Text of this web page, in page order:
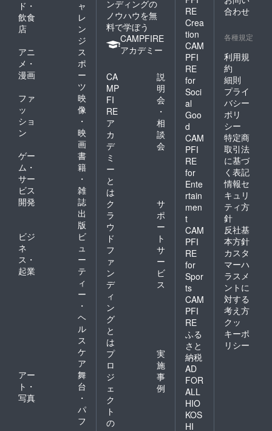
ド・
飲食
店
ャ
レ
ン
ジ
アニ
メ・
漫画
ス
ポ
ー
ツ
ファ
ッ
ショ
ン
映
像
・
映
画
ゲー
ム・
サー
ビス
開発
書
籍
・
雑
誌
出
版
ビジ
ネ
ス・
起業
ビ
ュ
ー
テ
ィ
ー
・
ヘ
ル
ス
ケ
ア
アー
ト・
写真
舞
台
・
パ
フ
ンディングの
ノウハウを無
料で学ぼう
CAMPFIRE
アカデミー
CA
MP
FI
RE
ア
カ
デ
ミ
ー
と
は
説
明
会
・
相
談
会
ク
ラ
ウ
ド
フ
ァ
ン
デ
ィ
ン
グ
と
は
サ
ポ
ー
ト
サ
ー
ビ
ス
プ
ロ
ジ
ェ
ク
ト
の
実
施
事
例
RE
Crea
tion
CAM
PFI
RE
for
Soci
al
Goo
d
CAM
PFI
RE
for
Ente
rtain
men
t
CAM
PFI
RE
for
Spor
ts
CAM
PFI
RE
ふる
さと
納税
AD
FOR
ALL
HIO
KOS
HI
合わせ
各種規定
利用規
約
細則
プライ
バシー
ポリ
シー
特定商
取引法
に基づ
く表記
情報セ
キュリ
ティ方
針
反社基
本方針
カスタ
マーハ
ラスメ
ントに
対する
考え方
クッ
キーポ
リシー